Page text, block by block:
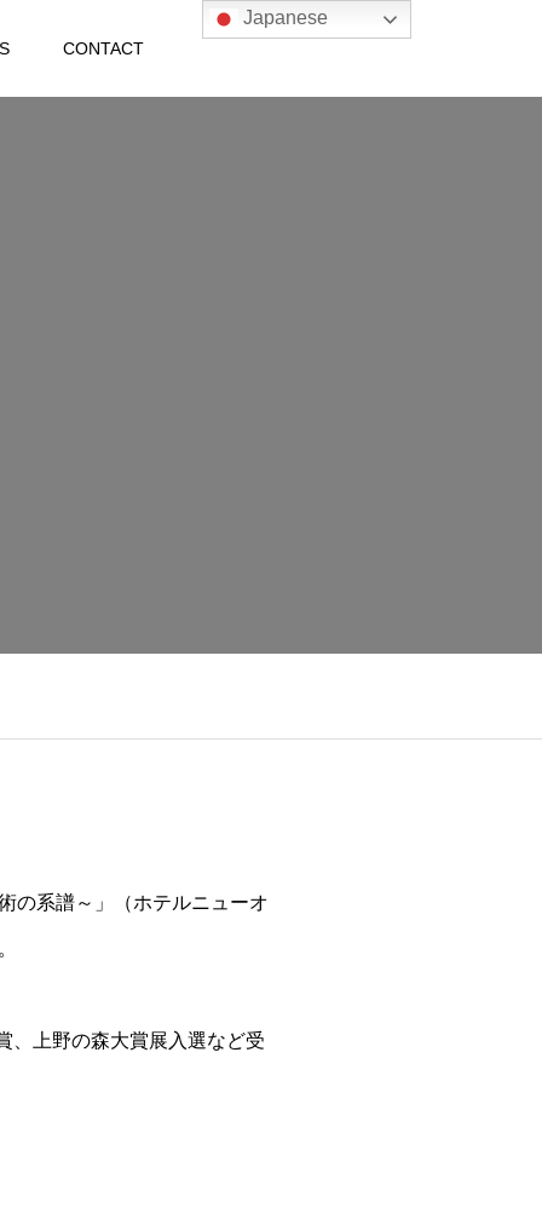
CONTACT
の系譜～」（ホテルニューオ
、上野の森大賞展入選など受
Japanese